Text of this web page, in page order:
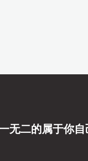
无二的属于你自